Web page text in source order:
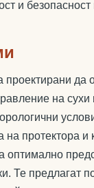
и
проектирани да
на
на протектора и
оптимално
Те предлагат